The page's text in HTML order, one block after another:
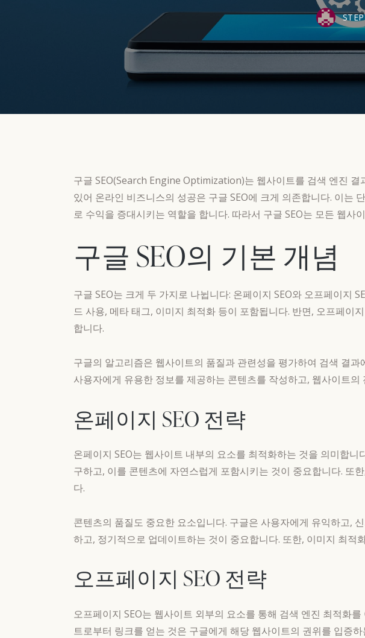
구글 SEO(Search Engine Optimization)는 웹사이트를 검색 엔진
있어 온라인 비즈니스의 성공은 구글 SEO에 크게 의존합니다. 이는
로 수익을 증대시키는 역할을 합니다. 따라서 구글 SEO는 모든 웹
구글 SEO의 기본 개념
구글 SEO는 크게 두 가지로 나뉩니다: 온페이지 SEO와 오프페이지
드 사용, 메타 태그, 이미지 최적화 등이 포함됩니다. 반면, 오프페이
합니다.
구글의 알고리즘은 웹사이트의 품질과 관련성을 평가하여 검색 결
사용자에게 유용한 정보를 제공하는 콘텐츠를 작성하고, 웹사이트
온페이지 SEO 전략
온페이지 SEO는 웹사이트 내부의 요소를 최적화하는 것을 의미합
구하고, 이를 콘텐츠에 자연스럽게 포함시키는 것이 중요합니다. 또
다.
콘텐츠의 품질도 중요한 요소입니다. 구글은 사용자에게 유익하고,
하고, 정기적으로 업데이트하는 것이 중요합니다. 또한, 이미지 최적
오프페이지 SEO 전략
오프페이지 SEO는 웹사이트 외부의 요소를 통해 검색 엔진 최적화
트로부터 링크를 얻는 것은 구글에게 해당 웹사이트의 권위를 입증